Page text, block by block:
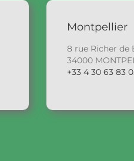
Montpellier
8 rue Richer de
34000
+33 4 30 63 83